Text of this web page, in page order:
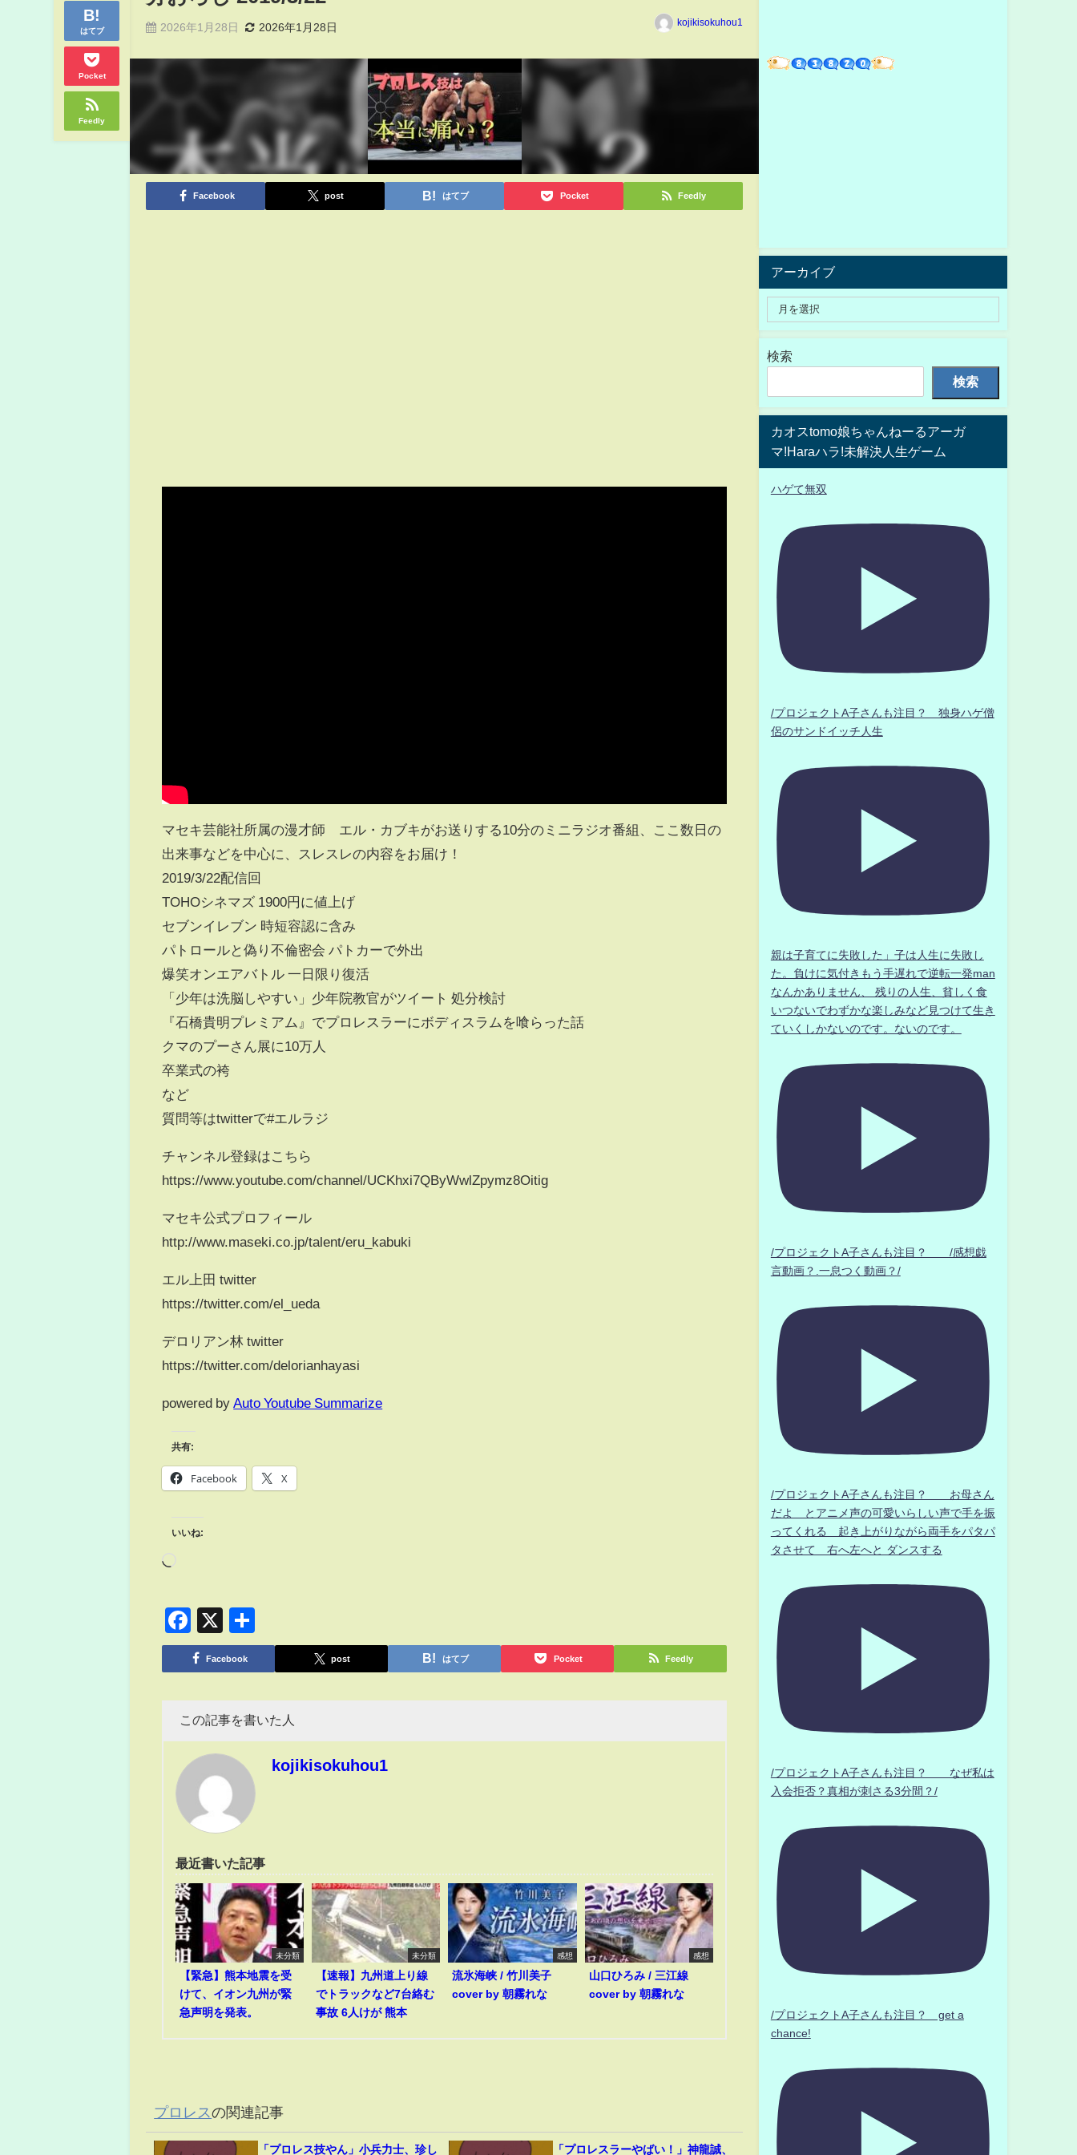
はてブ
Pocket
Feedly
2026年1月28日 2026年1月28日 kojikisokuhou1
Facebook post はてブ Pocket Feedly
マセキ芸能社所属の漫才師 エル・カブキがお送りする10分のミニラジオ番組、ここ数日の
出来事などを中心に、スレスレの内容をお届け！
2019/3/22配信回
TOHOシネマズ 1900円に値上げ
セブンイレブン 時短容認に含み
パトロールと偽り不倫密会 パトカーで外出
爆笑オンエアバトル 一日限り復活
「少年は洗脳しやすい」少年院教官がツイート 処分検討
『石橋貴明プレミアム』でプロレスラーにボディスラムを喰らった話
クマのプーさん展に10万人
卒業式の袴
など
質問等はtwitterで#エルラジ
チャンネル登録はこちら
https://www.youtube.com/channel/UCKhxi7QByWwlZpymz8Oitig
マセキ公式プロフィール
http://www.maseki.co.jp/talent/eru_kabuki
エル上田 twitter
https://twitter.com/el_ueda
デロリアン林 twitter
https://twitter.com/delorianhayasi
powered by Auto Youtube Summarize
共有:
Facebook X
いいね:
Facebook
X
有
Facebook post はてブ Pocket Feedly
この記事を書いた人
kojikisokuhou1
最近書いた記事
未分類
【緊急】熊本地震を受
けて、イオン九州が緊
急声明を発表。
未分類
【速報】九州道上り線
でトラックなど7台絡む
事故 6人けが 熊本
感想
流氷海峡 / 竹川美子
cover by 朝霧れな
感想
山口ひろみ / 三江線
cover by 朝霧れな
プロレスの関連記事
「プロレス技やん」小兵力士、珍し 「プロレスラーやばい！」神龍誠、
アーカイブ
検索
検索
カオスtomo娘ちゃんねーるアーガ
マ!Haraハラ!未解決人生ゲーム
ハゲて無双
/プロジェクトA子さんも注目？ 独身ハゲ僧
侶のサンドイッチ人生
親は子育てに失敗した」子は人生に失敗し
た。負けに気付きもう手遅れで逆転一発man
なんかありません、 残りの人生、貧しく食
いつないでわずかな楽しみなど見つけて生き
ていくしかないのです。ないのです。
/プロジェクトA子さんも注目？ /感想戯
言動画？.一息つく動画？/
/プロジェクトA子さんも注目？ お母さん
だよ とアニメ声の可愛いらしい声で手を振
ってくれる 起き上がりながら両手をパタパ
タさせて 右へ左へと ダンスする
/プロジェクトA子さんも注目？ なぜ私は
入会拒否？真相が刺さる3分間？/
/プロジェクトA子さんも注目？ get a
chance!